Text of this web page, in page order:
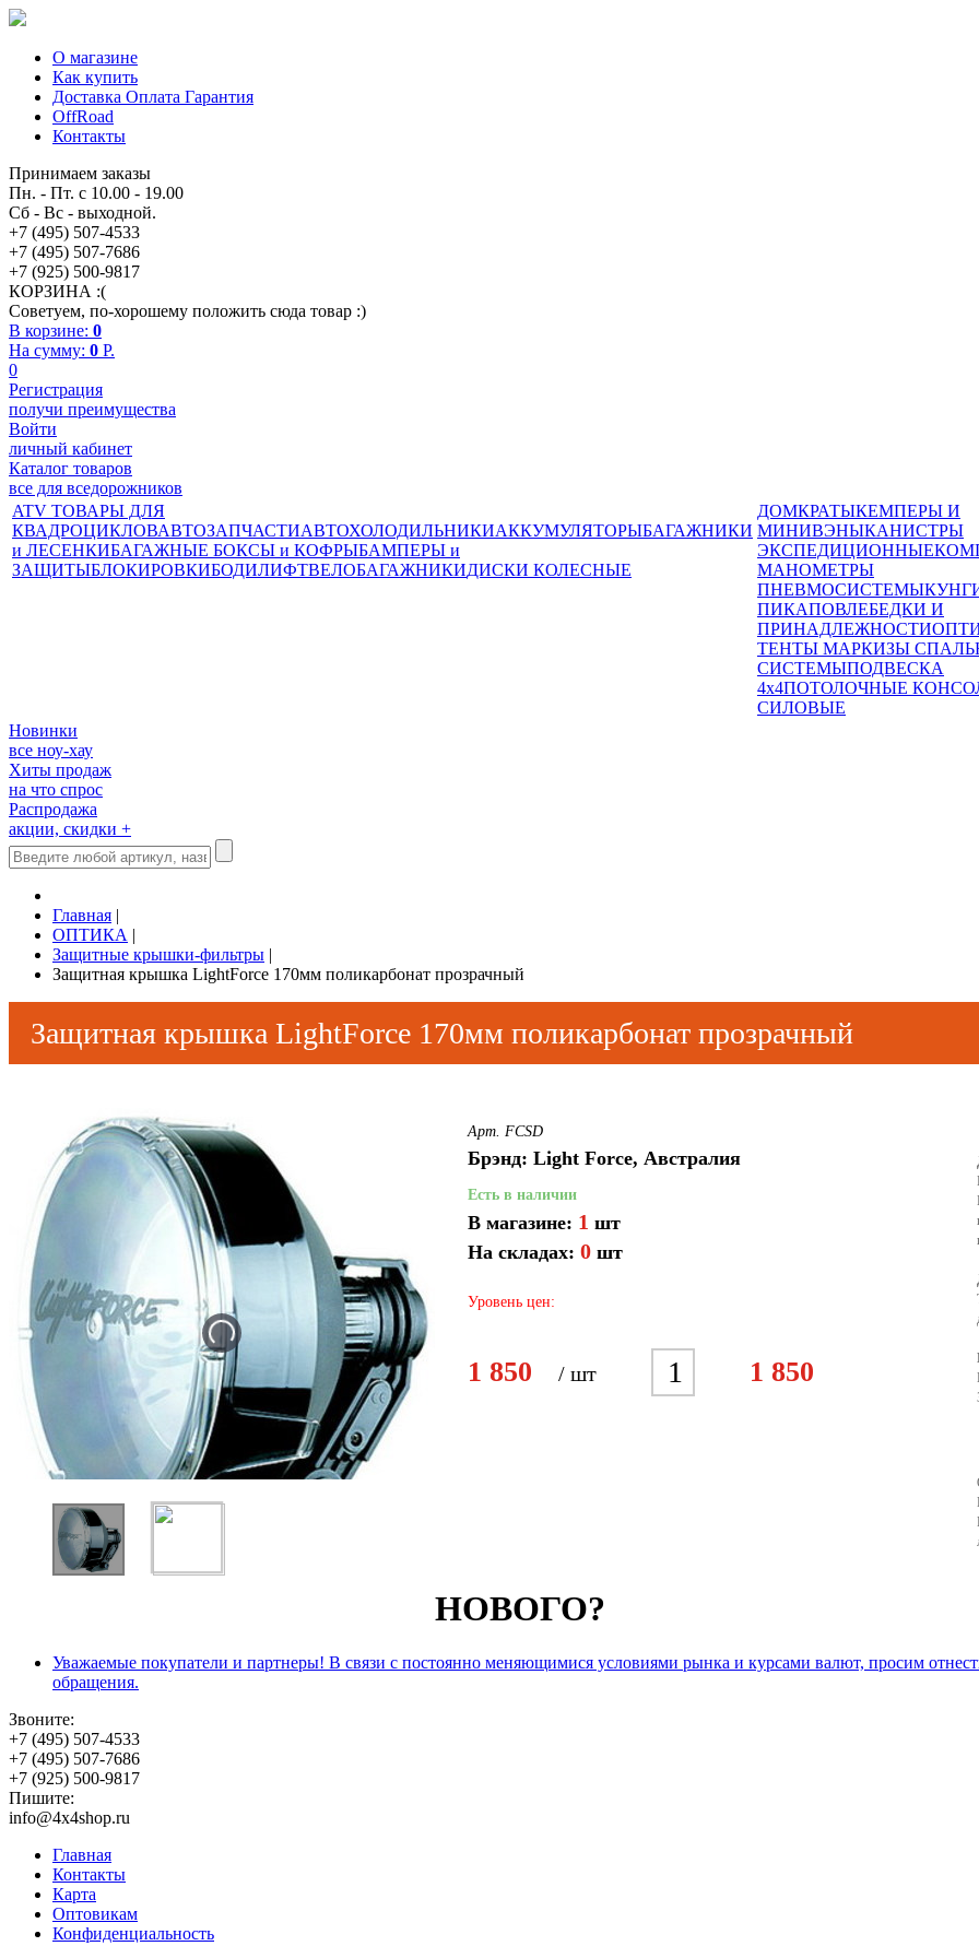
О магазине
Как купить
Доставка Оплата Гарантия
OffRoad
Контакты
Принимаем заказы
Пн. - Пт. с 10.00 - 19.00
Сб - Вс - выходной.
+7 (495) 507-4533
+7 (495) 507-7686
+7 (925) 500-9817
КОРЗИНА :(
Советуем, по-хорошему положить сюда товар :)
В корзине: 0
На сумму: 0 P.
0
Регистрация
получи преимущества
Войти
личный кабинет
Каталог товаров
все для вседорожников
ATV ТОВАРЫ ДЛЯ
КВАДРОЦИКЛОВАВТОЗАПЧАСТИАВТОХОЛОДИЛЬНИКИАККУМУЛЯТОРЫБАГАЖНИКИ
и ЛЕСЕНКИБАГАЖНЫЕ БОКСЫ и КОФРЫБАМПЕРЫ и
ЗАЩИТЫБЛОКИРОВКИБОДИЛИФТВЕЛОБАГАЖНИКИДИСКИ КОЛЕСНЫЕ
ДОМКРАТЫКЕМПЕРЫ И
МИНИВЭНЫКАНИСТРЫ
ЭКСПЕДИЦИОННЫЕ
МАНОМЕТРЫ
ПНЕВМОСИСТЕМЫ
ПИКАПОВЛЕБЕДКИ И
ПРИНАДЛЕЖНОСТИ
ТЕНТЫ МАРКИЗЫ
СИСТЕМЫПОДВЕСКА
4x4ПОТОЛОЧНЫЕ
СИЛОВЫЕ
Новинки
все ноу-хау
Хиты продаж
на что спрос
Распродажа
акции, скидки +
Главная |
ОПТИКА |
Защитные крышки-фильтры |
Защитная крышка LightForce 170мм поликарбонат прозрачный
Защитная крышка LightForce 170мм поликарбонат прозрачный
Арт. FCSD
Брэнд: Light Force, Австралия
Есть в наличии
В магазине: 1 шт
На складах: 0 шт
Уровень цен:
1 850 / шт
1
8
1 850
НОВОГО?
Уважаемые покупатели и партнеры! В связи с постоянно меняющимися условиями рынка и курсами валют, просим
обращения.
Звоните:
+7 (495) 507-4533
+7 (495) 507-7686
+7 (925) 500-9817
Пишите:
info@4x4shop.ru
Главная
Контакты
Карта
Оптовикам
Конфиденциальность